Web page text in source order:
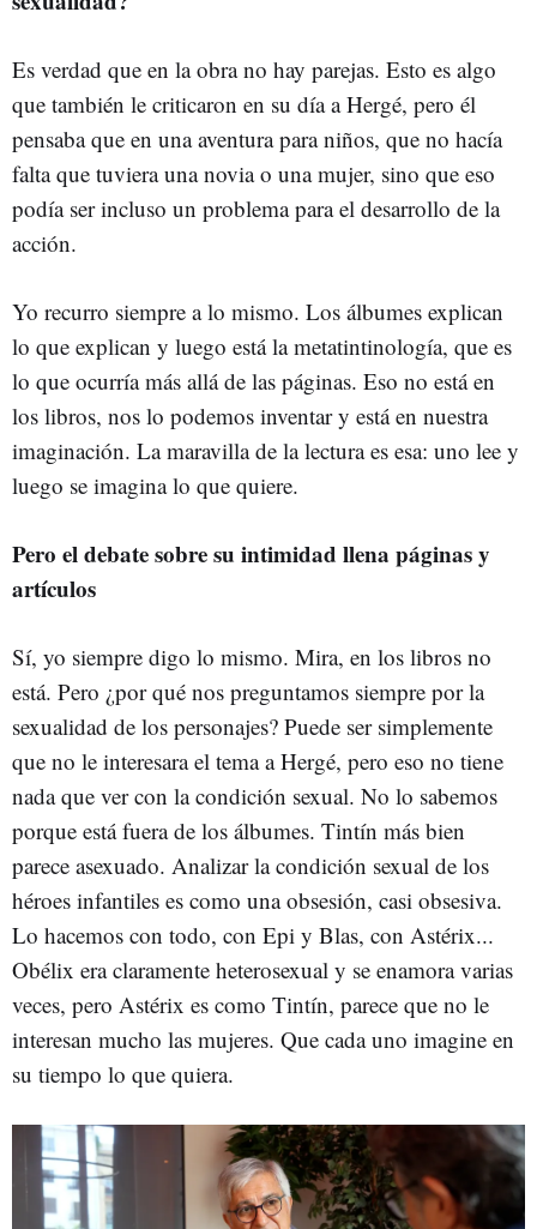
Es verdad que en la obra no hay parejas. Esto es algo
que también le criticaron en su día a Hergé, pero él
pensaba que en una aventura para niños, que no hacía
falta que tuviera una novia o una mujer, sino que eso
podía ser incluso un problema para el desarrollo de la
acción.
Yo recurro siempre a lo mismo. Los álbumes explican
lo que explican y luego está la metatintinología, que es
lo que ocurría más allá de las páginas. Eso no está en
los libros, nos lo podemos inventar y está en nuestra
imaginación. La maravilla de la lectura es esa: uno lee y
luego se imagina lo que quiere.
Pero el debate sobre su intimidad llena páginas y
artículos
Sí, yo siempre digo lo mismo. Mira, en los libros no
está. Pero ¿por qué nos preguntamos siempre por la
sexualidad de los personajes? Puede ser simplemente
que no le interesara el tema a Hergé, pero eso no tiene
nada que ver con la condición sexual. No lo sabemos
porque está fuera de los álbumes. Tintín más bien
parece asexuado. Analizar la condición sexual de los
héroes infantiles es como una obsesión, casi obsesiva.
Lo hacemos con todo, con Epi y Blas, con Astérix...
Obélix era claramente heterosexual y se enamora varias
veces, pero Astérix es como Tintín, parece que no le
interesan mucho las mujeres. Que cada uno imagine en
su tiempo lo que quiera.